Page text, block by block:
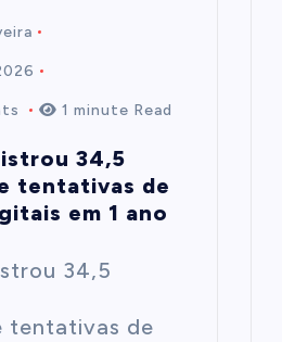
1 minute Read
34,5
tentativas de
em 1 ano
34,5
tentativas de